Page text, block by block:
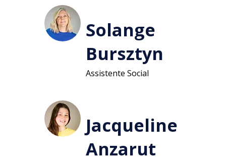
Solange
Bursztyn
Assistente Social
Jacqueline
Anzarut